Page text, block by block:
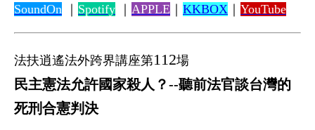
SoundOn
Spotify APPLE KKBOX YouTube
法扶逍遙法外跨界講座第112場
民主憲法允許國家殺人？--聽前法官談台灣的
死刑合憲判決